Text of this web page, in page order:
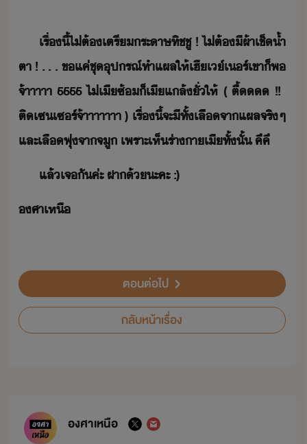
เรื่​ี้​ไ่ต้​เตรี​ระาษ​ทิชชู​ ​!​ ​ไ่ต้​ี​ผ้า​เช็้ำ​
ตา​ ​!​ ​.​ ​.​ ​.​ ​ข​แค่​ชุ​ุปรณ์​ทำแผล​ให้​เฮี​เ์​เร์​เขา​็​พ​
จ้าาาาา​ ​5555​ ​ไ่​เี​ซ้​็​เี​แล้​ั่​ให้​ ​(​ ตื​้​ ​!​!​ ​
ติ​เซ​เซร์​จ้าาาาาาา​ ​)​ ​เรื่​ี้​จะ​ีทั​้​เลืื​​จา​แผล​จริๆ​
​และ​เลื​พุ่​จา​จู​ ​เพราะ​เห็​ร่าา​เี​ทั้ั้​ คึคึ
แล้​เจั​ค่ะ​ ​ฝา​้​ะคะ​ ​:)
ศา​เหื
ตอนต่อไป
กลับหน้าเรื่อง
องศาเหนือ